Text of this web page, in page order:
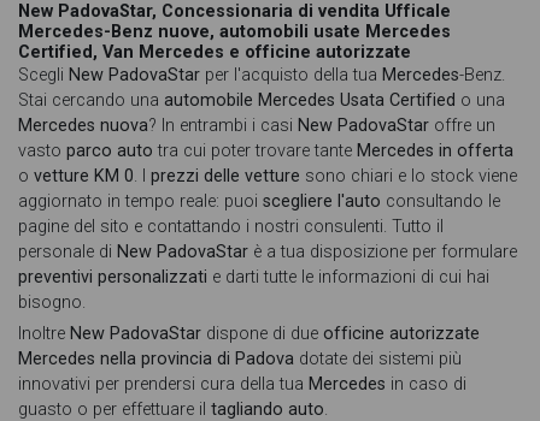
New PadovaStar, Concessionaria di vendita Ufficale
Mercedes-Benz nuove, automobili usate Mercedes
Certified, Van Mercedes e officine autorizzate
Scegli New PadovaStar per l'acquisto della tua Mercedes-Benz.
Stai cercando una automobile Mercedes Usata Certified o una
Mercedes nuova? In entrambi i casi New PadovaStar offre un
vasto parco auto tra cui poter trovare tante Mercedes in offerta
o vetture KM 0. I prezzi delle vetture sono chiari e lo stock viene
aggiornato in tempo reale: puoi scegliere l'auto consultando le
pagine del sito e contattando i nostri consulenti. Tutto il
personale di New PadovaStar è a tua disposizione per formulare
preventivi personalizzati e darti tutte le informazioni di cui hai
bisogno.
Inoltre New PadovaStar dispone di due officine autorizzate
Mercedes nella provincia di Padova dotate dei sistemi più
innovativi per prendersi cura della tua Mercedes in caso di
guasto o per effettuare il tagliando auto.